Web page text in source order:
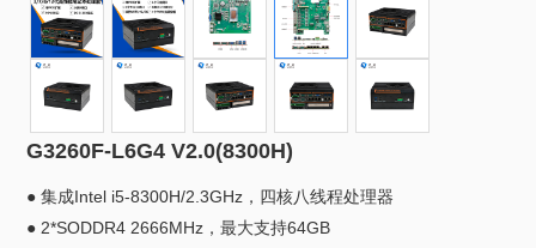
G3260F-L6G4 V2.0(8300H)
● 集成Intel i5-8300H/2.3GHz，四核八线程处理器
● 2*SODDR4 2666MHz，最大支持64GB